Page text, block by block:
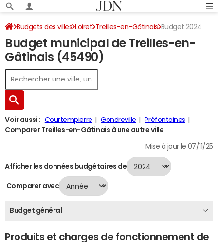
Budgets des villes Loiret Treilles-en-Gâtinais Budget 2024
Budget municipal de Treilles-en-
Gâtinais (45490)
Voir aussi : Courtempierre Gondreville
Préfontaines
Comparer Treilles-en-Gâtinais à une autre ville
Mise à jour le 07/11/25
Afficher les données budgétaires de
Comparer avec
Budget général
Produits et charges de fonctionnement de